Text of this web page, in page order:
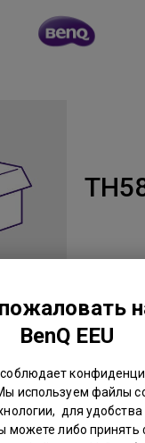
BenQ EEU
используем файлы
для
можете либо принять